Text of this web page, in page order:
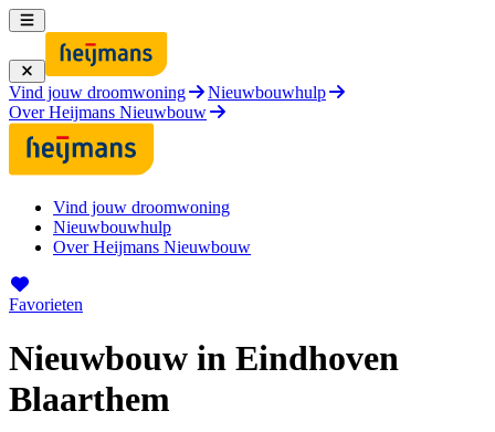
Vind jouw droomwoning
Nieuwbouwhulp
Over Heijmans Nieuwbouw
Vind jouw droomwoning
Nieuwbouwhulp
Over Heijmans Nieuwbouw
Favorieten
Nieuwbouw in Eindhoven
Blaarthem